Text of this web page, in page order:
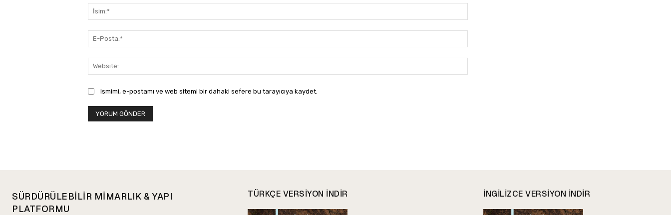
Posta:*
Ismimi, e-postamı ve web sitemi bir dahaki sefere bu tarayıcıya kaydet.
SÜRDÜRÜLEBİLİR MİMARLIK & YAPI
PLATFORMU
TÜRKÇE VERSIYON INDIR INGILIZCE VERSIYON INDIR